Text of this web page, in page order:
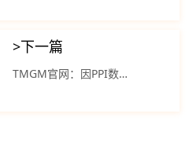
>下一篇
TMGM官网：因PPI数据意外下跌 美元指数小幅下跌